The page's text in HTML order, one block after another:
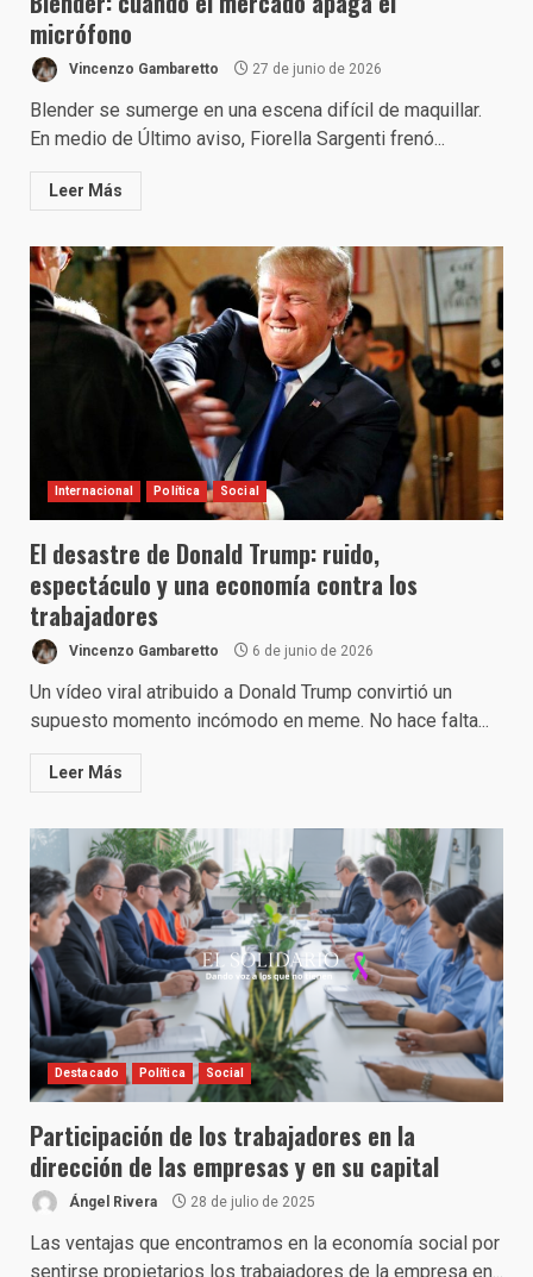
micrófono
Vincenzo Gambaretto 27 de junio de 2026
Blender se sumerge en una escena difícil de maquillar.
En medio de Último aviso, Fiorella Sargenti frenó...
Leer Más
Internacional Política Social
El desastre de Donald Trump: ruido,
espectáculo y una economía contra los
trabajadores
Vincenzo Gambaretto 6 de junio de 2026
Un vídeo viral atribuido a Donald Trump convirtió un
supuesto momento incómodo en meme. No hace falta...
Leer Más
Destacado Política Social
Participación de los trabajadores en la
dirección de las empresas y en su capital
Ángel Rivera 28 de julio de 2025
Las ventajas que encontramos en la economía social por
sentirse propietarios los trabajadores de la empresa en...